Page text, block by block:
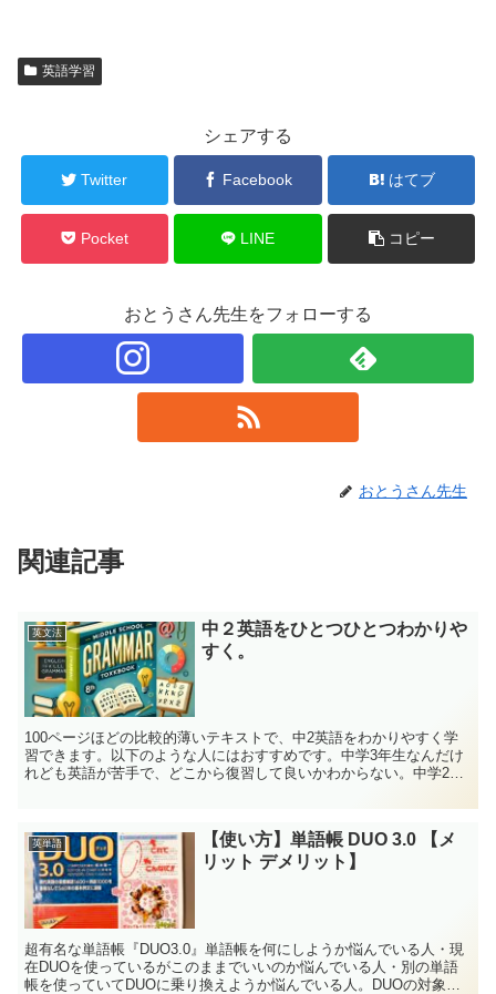
英語学習
シェアする
Twitter Facebook はてブ
Pocket LINE コピー
おとうさん先生をフォローする
おとうさん先生
関連記事
英文法
中２英語をひとつひとつわかりや
すく。
100ページほどの比較的薄いテキストで、中2英語をわかりやすく学
習できます。以下のような人にはおすすめです。中学3年生なんだけ
れども英語が苦手で、どこから復習して良いかわからない。中学2年
英単語
【使い方】単語帳 DUO 3.0 【メ
リット デメリット】
超有名な単語帳『DUO3.0』単語帳を何にしようか悩んでいる人・現
在DUOを使っているがこのままでいいのか悩んでいる人・別の単語
帳を使っていてDUOに乗り換えようか悩んでいる人。DUOの対象の